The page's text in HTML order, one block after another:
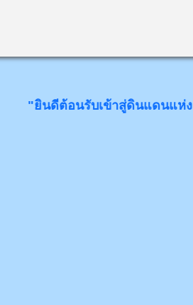
ดีต้อนรับเข้าสู่ดินแดนแห่ง "ส้มเก